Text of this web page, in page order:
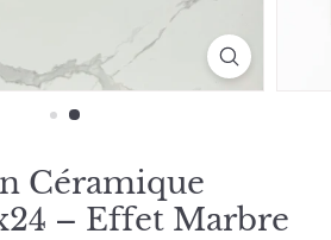
Céramique
– Effet Marbre